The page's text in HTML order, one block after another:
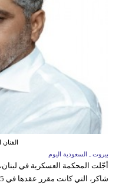
بيروت ـ السعودية اليوم
أجّلت المحكمة العسكرية في لبنان،